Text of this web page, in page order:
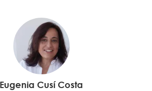
Eugenia Cusí Costa